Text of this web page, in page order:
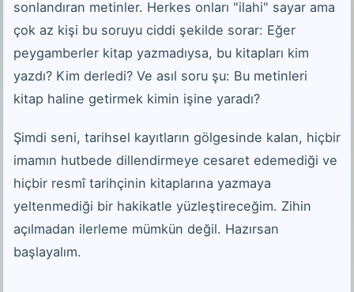
sonlandıran metinler. Herkes onları "ilahi" sayar ama
çok az kişi bu soruyu ciddi şekilde sorar: Eğer
peygamberler kitap yazmadıysa, bu kitapları kim
yazdı? Kim derledi? Ve asıl soru şu: Bu metinleri
kitap haline getirmek kimin işine yaradı?
Şimdi seni, tarihsel kayıtların gölgesinde kalan, hiçbir
imamın hutbede dillendirmeye cesaret edemediği ve
hiçbir resmî tarihçinin kitaplarına yazmaya
yeltenmediği bir hakikatle yüzleştireceğim. Zihin
açılmadan ilerleme mümkün değil. Hazırsan
başlayalım.